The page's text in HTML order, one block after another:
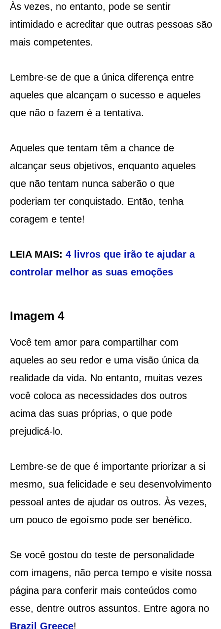
Às vezes, no entanto, pode se sentir
intimidado e acreditar que outras pessoas são
mais competentes.
Lembre-se de que a única diferença entre
aqueles que alcançam o sucesso e aqueles
que não o fazem é a tentativa.
Aqueles que tentam têm a chance de
alcançar seus objetivos, enquanto aqueles
que não tentam nunca saberão o que
poderiam ter conquistado. Então, tenha
coragem e tente!
LEIA MAIS: 4 livros que irão te ajudar a
controlar melhor as suas emoções
Imagem 4
Você tem amor para compartilhar com
aqueles ao seu redor e uma visão única da
realidade da vida. No entanto, muitas vezes
você coloca as necessidades dos outros
acima das suas próprias, o que pode
prejudicá-lo.
Lembre-se de que é importante priorizar a si
mesmo, sua felicidade e seu desenvolvimento
pessoal antes de ajudar os outros. Às vezes,
um pouco de egoísmo pode ser benéfico.
Se você gostou do teste de personalidade
com imagens, não perca tempo e visite nossa
página para conferir mais conteúdos como
esse, dentre outros assuntos. Entre agora no
Brazil Greece!